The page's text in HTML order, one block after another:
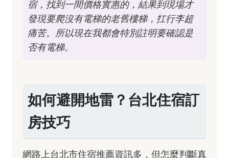
宿，找到一間價格實惠的，結果到現場才
發現要爬沒有電梯的老舊樓梯，扛行李超
痛苦。所以現在我都會特別註明要確認是
否有電梯。
如何避開地雷？台北住宿訂
房技巧
網路上台北市住宿推薦資訊多，但怎麼判斷真